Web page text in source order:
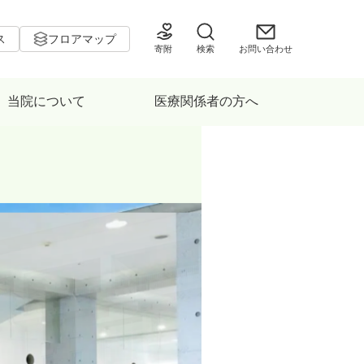
当院について 医療関係者の方へ
寄附 お問い合わせ
フロアマップ
検索